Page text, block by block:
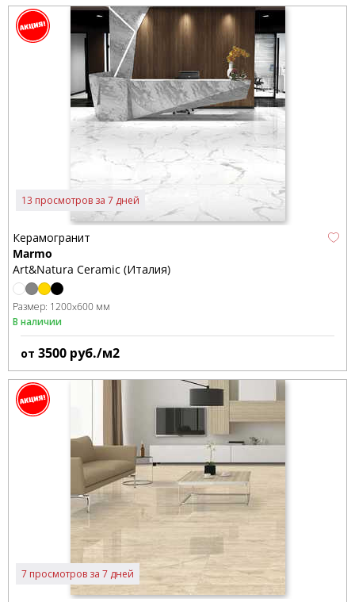
13 просмотров за 7 дней
Керамогранит
Marmo
Art&Natura Ceramic (Италия)
Размер: 1200x600 мм
В наличии
от 3500 руб./м2
7 просмотров за 7 дней